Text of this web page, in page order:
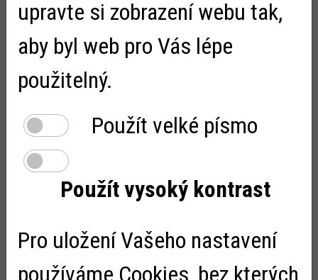
Noc s Andersenem. Poučná, zábavná
i napínavá
Zveřejněno:4.4.2025
s Andersenem. I u nás v Bystrém. Programu, jehož
vyvrcholením je přespání v knihovně, se opět zúčastnil
maximální možný počet dětí. Jakm...
upravte si zobrazení webu tak,
aby byl web pro Vás lépe
použitelný.
Použít velké písmo
Použít vysoký kontrast
Pro uložení Vašeho nastavení
používáme Cookies, bez kterých